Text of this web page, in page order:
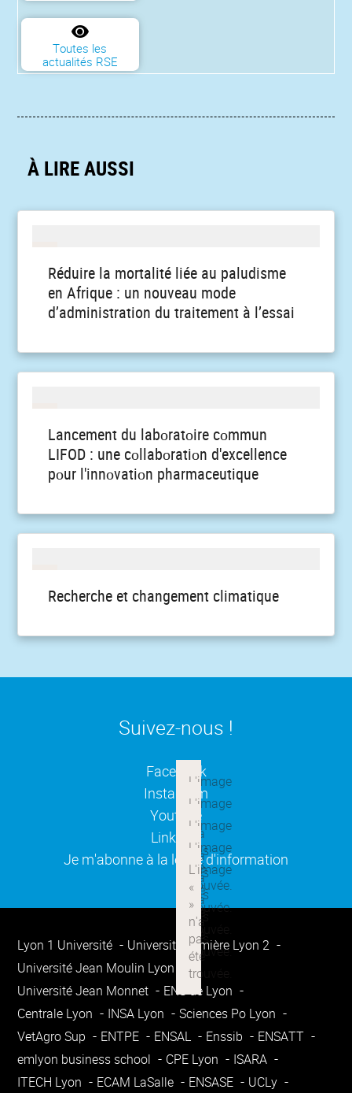
À LIRE AUSSI
Réduire la mortalité liée au paludisme
en Afrique : un nouveau mode
d’administration du traitement à l’essai
Lancement du labоratоire cоmmun
LIFOD : une cоllabоratiоn d'excellence
pоur l'innоvatiоn pharmaceutique
Recherche et changement climatique
Toutes les
actualités RSE
Suivez-nous !
Facebook
(ouverture dans une
Instagram(ouverture dans une
Youtube(ouverture dans une
Linkedin
(ouverture dans une
Je m'abonne à la lettre d'information
(ouverture dans une
Lyon 1 Université
Université Lumière Lyon 2
Université Jean Moulin Lyon 3
Université Jean Monnet
ENS de Lyon
Centrale Lyon
INSA Lyon
Sciences Po Lyon
VetAgro Sup
ENTPE ENSAL Enssib
ENSATT
emlyon business school
CPE Lyon
ISARA
ITECH Lyon
ECAM LaSalle ENSASE
UCLy